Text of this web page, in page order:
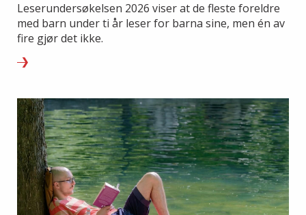
Leserundersøkelsen 2026 viser at de fleste foreldre
med barn under ti år leser for barna sine, men én av
fire gjør det ikke.